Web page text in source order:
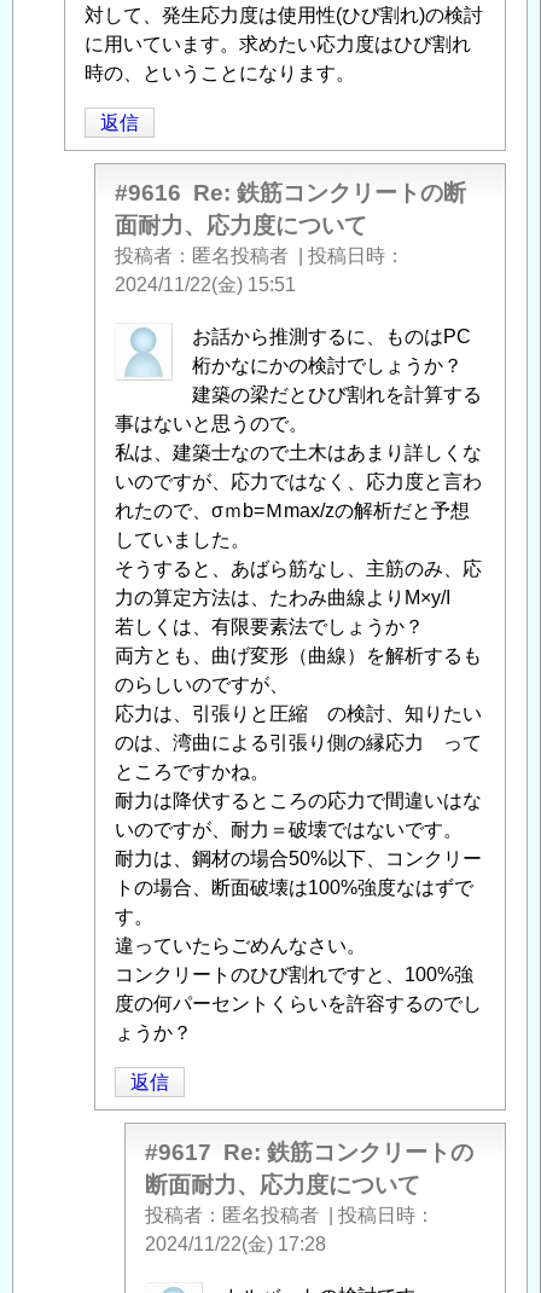
者
に
よ
「Re:
鉄
力、
」
対して、発生応力度は使用性(ひび割れ)の検討
に用いています。求めたい応力度はひび割れ
時の、ということになります。
返信
#9616 Re: 鉄筋コンクリートの断
面耐力、応力度について
投稿者 匿名投稿者
投稿日時
2024/11/22(金) 15:51
匿
名
稿
者
に
よ
る
「 Re:
鉄
筋
コ
ン
ク
リ
ー
ト
の
断
面
耐
力、
応
力
度
つ
い
」
お話から推測するに、ものはPC
桁かなにかの検討でしょうか？
建築の梁だとひび割れを計算する
事はないと思うので。
私は、建築士なので土木はあまり詳しくな
いのですが、応力ではなく、応力度と言わ
れたので、σｍb=Ｍmax/zの解析だと予想
していました。
そうすると、あばら筋なし、主筋のみ、応
力の算定方法は、たわみ曲線よりM×y/I
若しくは、有限要素法でしょうか？
両方とも、曲げ変形（曲線）を解析するも
のらしいのですが、
応力は、引張りと圧縮 の検討、知りたい
のは、湾曲による引張り側の縁応力 って
ところですかね。
耐力は降伏するところの応力で間違いはな
いのですが、耐力＝破壊ではないです。
耐力は、鋼材の場合50%以下、コンクリー
トの場合、断面破壊は100%強度なはずで
す。
違っていたらごめんなさい。
コンクリートのひび割れですと、100%強
度の何パーセントくらいを許容するのでし
ょうか？
返信
#9617 Re: 鉄筋コンクリートの
断面耐力、応力度について
投稿者 匿名投稿者
投稿日時
2024/11/22(金) 17:28